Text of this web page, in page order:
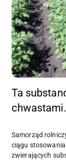
Ta
Samorząd
ciągu
zwierających